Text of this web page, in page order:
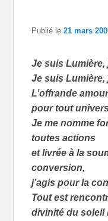
Publié le21 mars
Je suis
Je suis
L’offrande
pour tout
Je me nomme
toutes actions
et livrée à la
conversion,
j’agis pour la
Tout est
divinité du soleil